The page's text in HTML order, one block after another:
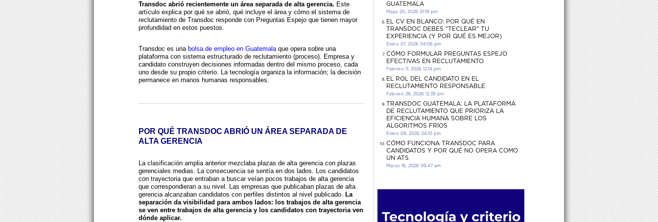
Transdoc abrió recientemente un área separada de alta gerencia. Este
artículo explica por qué se abrió, qué incluye el área y cómo el sistema de
reclutamiento de Transdoc responde con Preguntas Espejo que tienen mayor
profundidad en estos puestos.
Transdoc es una bolsa de empleo en Guatemalaque opera sobre una
plataforma con sistema estructurado de reclutamiento (proceso). Empresa y
candidato construyen decisiones informadas dentro del mismo proceso, cada
uno desde su propio criterio. La tecnología organiza la información; la decisión
permanece en manos humanas responsables.
POR QUÉ TRANSDOC ABRIÓ UN ÁREA SEPARADA DE
ALTA GERENCIA
La clasificación amplia anterior mezclaba plazas de alta gerencia con plazas
gerenciales medias. La consecuencia se sentía en dos lados. Los candidatos
con trayectoria que entraban a buscar veían pocos trabajos de alta gerencia
que correspondieran a su nivel. Las empresas que publicaban plazas de alta
gerencia alcanzaban candidatos con perfiles distintos al nivel publicado. La
separación da visibilidad para ambos lados: los trabajos de alta gerencia
se ven entre trabajos de alta gerencia y los candidatos con trayectoria ven
dónde aplicar.
GUATEMALA
Mayo 20, 2026 01:19 pm
EL CV EN BLANCO: POR QUÉ EN
TRANSDOC DEBES "TECLEAR" TU
EXPERIENCIA (Y POR QUÉ ES MEJOR)
Enero 07, 2026 04:06 pm
CÓMO FORMULAR PREGUNTAS ESPEJO
EFECTIVAS EN RECLUTAMIENTO
Febrero 11, 2026 12:14 pm
EL ROL DEL CANDIDATO EN EL
RECLUTAMIENTO RESPONSABLE
Febrero 26, 2026 12:39 pm
TRANSDOC GUATEMALA: LA PLATAFORMA
DE RECLUTAMIENTO QUE PRIORIZA LA
EFICIENCIA HUMANA SOBRE LOS
ALGORITMOS FRÍOS
Enero 09, 2026 04:10 pm
CÓMO FUNCIONA TRANSDOC PARA
CANDIDATOS Y POR QUÉ NO OPERA COMO
UN ATS
Marzo 16, 2026 09:47 am